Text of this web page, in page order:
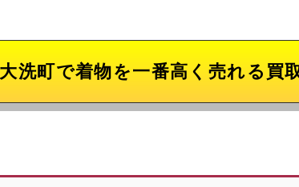
洗町で着物を一番高く売れる買